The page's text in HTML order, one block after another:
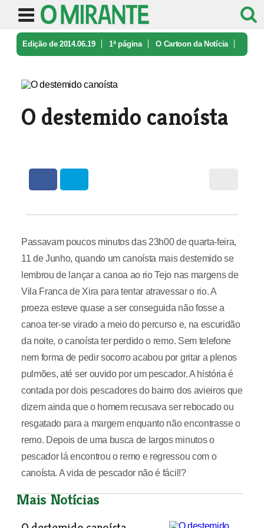
Edição de 2014.06.19 1ª página O Cartoon da Notícia
O destemido canoísta
Passavam poucos minutos das 23h00 de quarta-feira,
11 de Junho, quando um canoísta mais destemido se
lembrou de lançar a canoa ao rio Tejo nas margens de
Vila Franca de Xira para tentar atravessar o rio. A
proeza esteve quase a ser conseguida não fosse a
canoa ter-se virado a meio do percurso e, na escuridão
da noite, o canoísta ter perdido o remo. Sem telefone
nem forma de pedir socorro acabou por gritar a plenos
pulmões, até ser ouvido por um pescador. A história é
contada por dois pescadores do bairro dos avieiros que
dizem ainda que o homem recusava ser rebocado ou
resgatado para a margem enquanto não encontrasse o
remo. Depois de uma busca de largos minutos o
pescador lá encontrou o remo e regressou com o
canoísta. A vida de pescador não é fácil!?
Mais Notícias